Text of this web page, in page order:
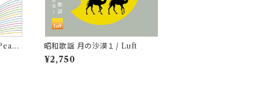
昭和歌謡 月の沙漠１ / Luft
¥2,750